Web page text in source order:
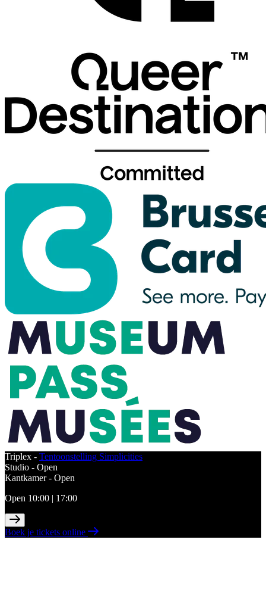
Triplex - Tentoonstelling Simplicities
Studio - Open
Kantkamer - Open
Open 10:00 | 17:00
Boek je tickets online